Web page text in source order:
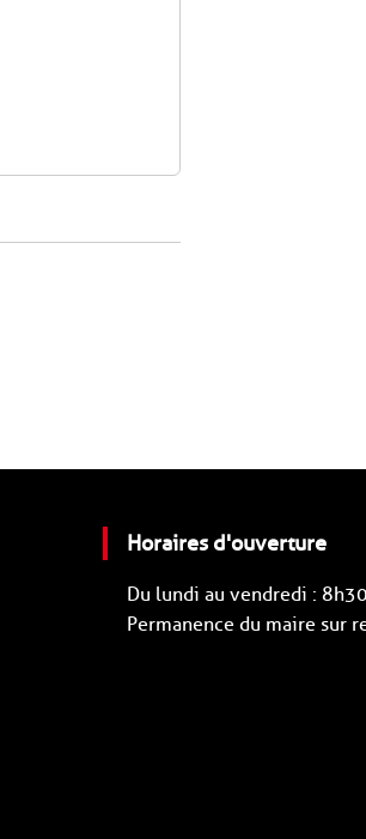
Horaires d'ouverture
Du lundi au vendredi :
Permanence du maire sur